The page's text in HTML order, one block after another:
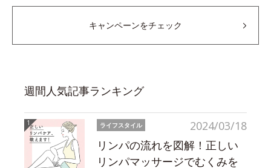
キャンペーンをチェック
週間人気記事ランキング
2024/03/18
ライフスタイル
リンパの流れを図解！正しい
リンパマッサージでむくみを